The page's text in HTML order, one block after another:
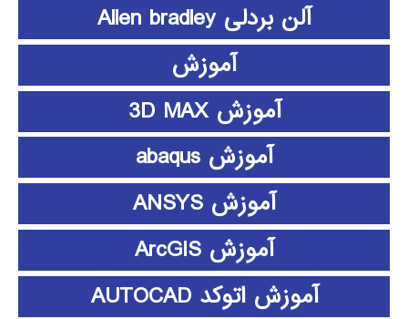
آلن بردلی Allen bradley
آموزش
آموزش 3D MAX
آموزش abaqus
آموزش ANSYS
آموزش ArcGIS
آموزش اتوکد AUTOCAD